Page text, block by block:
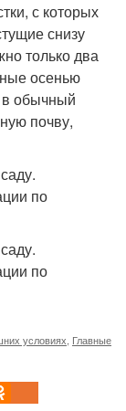
с которых
снизу
только два
осенью
в обычный
почву,
условиях Главные